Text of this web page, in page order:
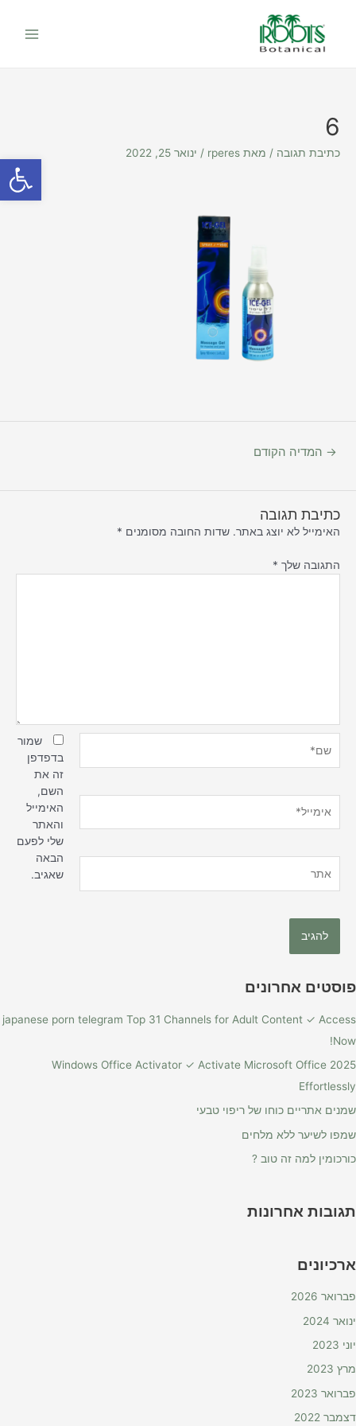
פתח
Menu
6
כתיבת תגובה / מאת rperes
/ ינואר 25, 2022
→ המדיה הקודם
כתיבת תגובה
האימייל לא יוצג באתר. שדות החובה מסומנים *
התגובה שלך *
שמור
בדפדפן
זה את
השם,
האימייל
והאתר
שלי לפעם
הבאה
שאגיב.
פוסטים אחרונים
japanese porn telegram Top 31 Channels for Adult Content ✓ Access
Now!
Windows Office Activator ✓ Activate Microsoft Office 2025
Effortlessly
שמנים אתריים כוחו של ריפוי טבעי
שמפו לשיער ללא מלחים
כורכומין למה זה טוב ?
תגובות אחרונות
ארכיונים
פברואר 2026
ינואר 2024
יוני 2023
מרץ 2023
פברואר 2023
דצמבר 2022